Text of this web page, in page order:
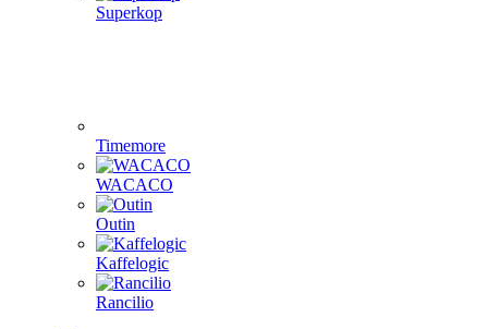
Superkop
Timemore
WACACO
Outin
Kaffelogic
Rancilio